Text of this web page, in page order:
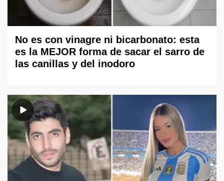
No es con vinagre ni bicarbonato: esta
es la MEJOR forma de sacar el sarro de
las canillas y del inodoro